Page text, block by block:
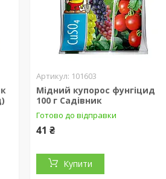
101603
Мідний купорос фунгіцид
100 г Садівник
Готово до відправки
41 ₴
Купити